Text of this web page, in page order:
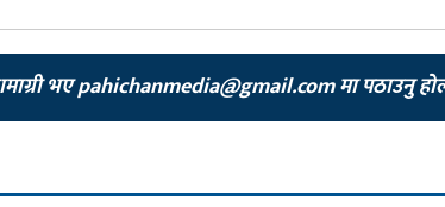
भएpahichanmedia@gmail.comमा पठाउनु